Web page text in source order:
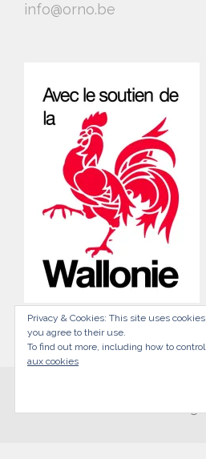
info@orno.be
All
Privacy & Cookies: This site uses
you agree to their use.
To find out more, including how to
aux cookies